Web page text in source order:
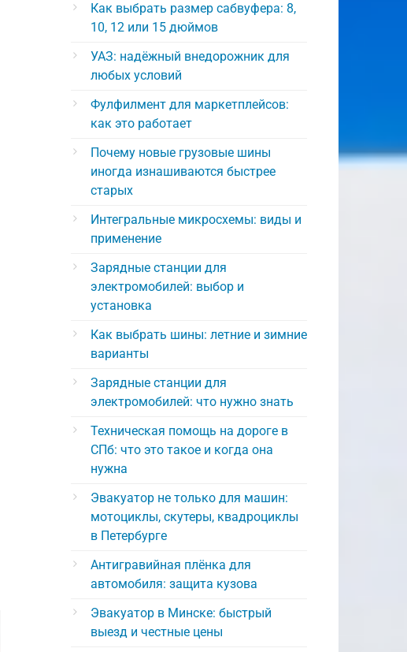
Как выбрать размер сабвуфера: 8,
10, 12 или 15 дюймов
УАЗ: надёжный внедорожник для
любых условий
Фулфилмент для маркетплейсов:
как это работает
Почему новые грузовые шины
иногда изнашиваются быстрее
старых
Интегральные микросхемы: виды и
применение
Зарядные станции для
электромобилей: выбор и
установка
Как выбрать шины: летние и зимние
варианты
Зарядные станции для
электромобилей: что нужно знать
Техническая помощь на дороге в
СПб: что это такое и когда она
нужна
Эвакуатор не только для машин:
мотоциклы, скутеры, квадроциклы
в Петербурге
Антигравийная плёнка для
автомобиля: защита кузова
Эвакуатор в Минске: быстрый
выезд и честные цены